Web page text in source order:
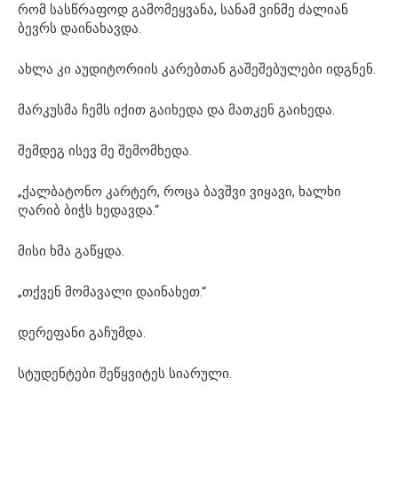
რომ სასწრაფოდ გამომეყვანა, სანამ ვინმე ძალიან
ბევრს დაინახავდა.
ახლა კი აუდიტორიის კარებთან გაშეშებულები იდგნენ.
მარკუსმა ჩემს იქით გაიხედა და მათკენ გაიხედა.
შემდეგ ისევ მე შემომხედა.
„ქალბატონო კარტერ, როცა ბავშვი ვიყავი, ხალხი
ღარიბ ბიჭს ხედავდა.“
მისი ხმა გაწყდა.
„თქვენ მომავალი დაინახეთ.“
დერეფანი გაჩუმდა.
სტუდენტები შეწყვიტეს სიარული.